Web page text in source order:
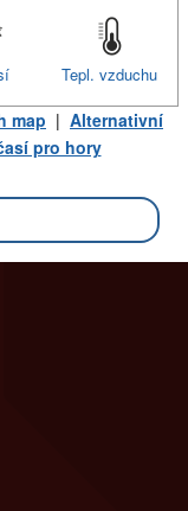
Tepl. vzduchu
map | Alternativní
pro hory